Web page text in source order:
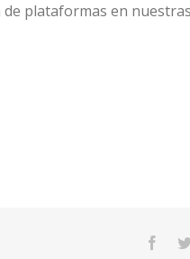
plataformas en